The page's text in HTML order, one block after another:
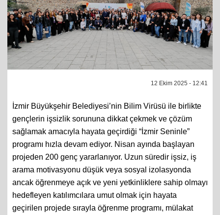
12 Ekim 2025 - 12:41
İzmir Büyükşehir Belediyesi’nin Bilim Virüsü ile birlikte
gençlerin işsizlik sorununa dikkat çekmek ve çözüm
sağlamak amacıyla hayata geçirdiği “İzmir Seninle”
programı hızla devam ediyor. Nisan ayında başlayan
projeden 200 genç yararlanıyor. Uzun süredir işsiz, iş
arama motivasyonu düşük veya sosyal izolasyonda
ancak öğrenmeye açık ve yeni yetkinliklere sahip olmayı
hedefleyen katılımcılara umut olmak için hayata
geçirilen projede sırayla öğrenme programı, mülakat